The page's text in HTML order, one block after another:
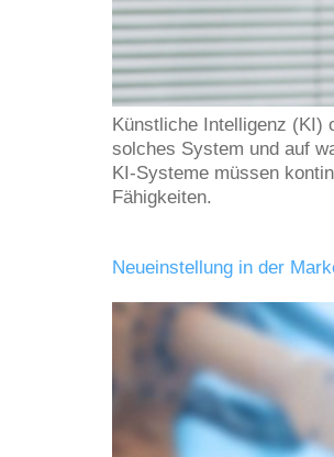
Künstliche Intelligenz (KI)
solches System und auf
KI-Systeme müssen
Fähigkeiten.
Neueinstellung in der